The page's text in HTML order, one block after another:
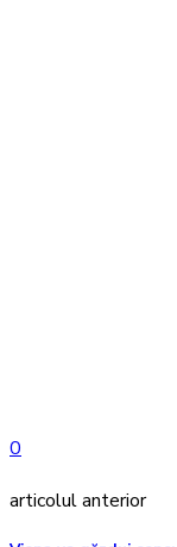
0
articolul anterior